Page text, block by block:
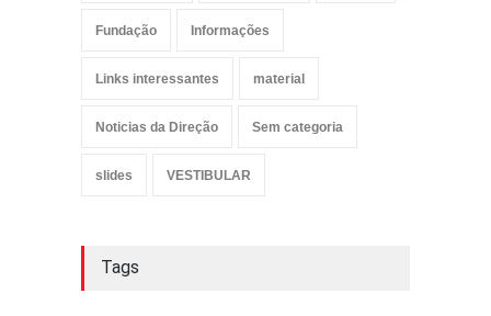
Fundação Informações
Links interessantes material
Noticias da Direção Sem categoria
slides VESTIBULAR
Tags